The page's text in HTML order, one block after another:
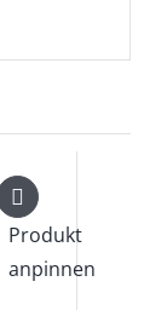
Produkt
anpinnen